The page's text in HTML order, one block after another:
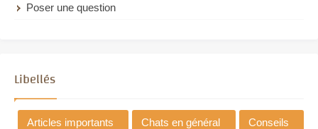
Poser une question
Libellés
Articles importants Chats en général Conseils